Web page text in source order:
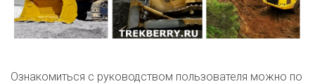
Ознакомиться с руководством пользователя можно по